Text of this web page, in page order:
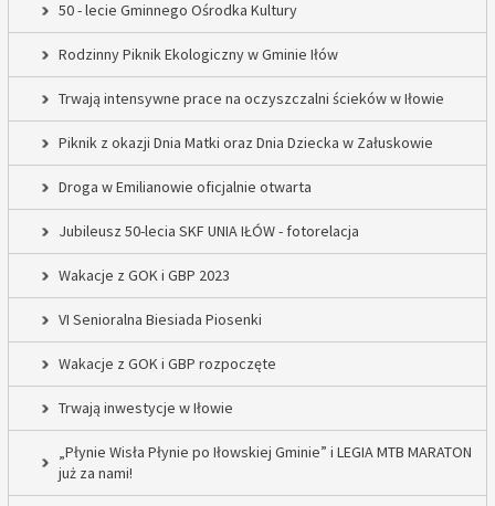
50 - lecie Gminnego Ośrodka Kultury
Rodzinny Piknik Ekologiczny w Gminie Iłów
Trwają intensywne prace na oczyszczalni ścieków w Iłowie
Piknik z okazji Dnia Matki oraz Dnia Dziecka w Załuskowie
Droga w Emilianowie oficjalnie otwarta
Jubileusz 50-lecia SKF UNIA IŁÓW - fotorelacja
Wakacje z GOK i GBP 2023
VI Senioralna Biesiada Piosenki
Wakacje z GOK i GBP rozpoczęte
Trwają inwestycje w Iłowie
„Płynie Wisła Płynie po Iłowskiej Gminie” i LEGIA MTB MARATON
już za nami!